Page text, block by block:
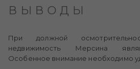
ВЫВОДЫ
При должной
недвижимость Мерсина
Особенное внимание необходимо